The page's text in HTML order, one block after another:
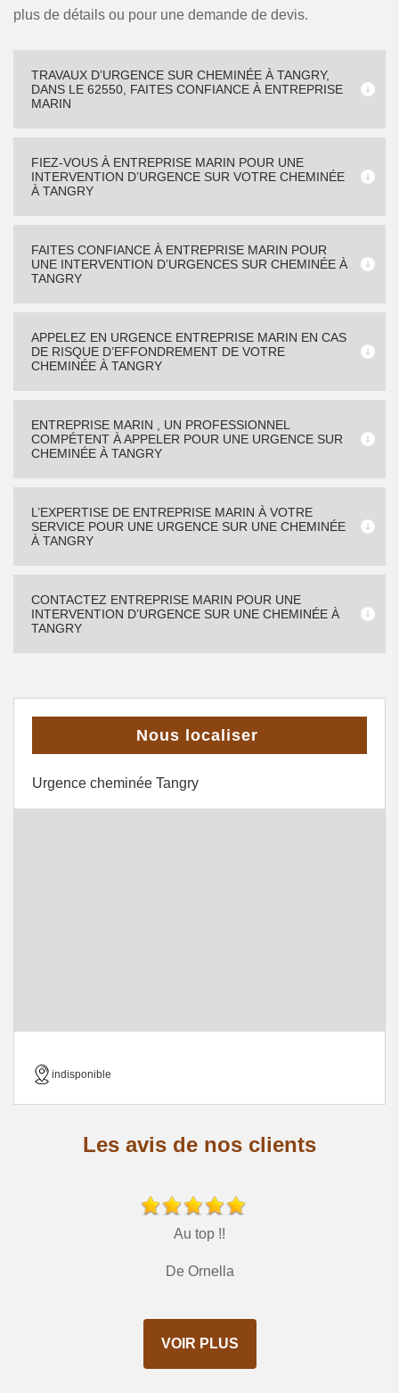
plus de détails ou pour une demande de devis.
TRAVAUX D’URGENCE SUR CHEMINÉE À TANGRY,
DANS LE 62550, FAITES CONFIANCE À ENTREPRISE
MARIN
FIEZ-VOUS À ENTREPRISE MARIN POUR UNE
INTERVENTION D’URGENCE SUR VOTRE CHEMINÉE
À TANGRY
FAITES CONFIANCE À ENTREPRISE MARIN POUR
UNE INTERVENTION D’URGENCES SUR CHEMINÉE À
TANGRY
APPELEZ EN URGENCE ENTREPRISE MARIN EN CAS
DE RISQUE D’EFFONDREMENT DE VOTRE
CHEMINÉE À TANGRY
ENTREPRISE MARIN , UN PROFESSIONNEL
COMPÉTENT À APPELER POUR UNE URGENCE SUR
CHEMINÉE À TANGRY
L’EXPERTISE DE ENTREPRISE MARIN À VOTRE
SERVICE POUR UNE URGENCE SUR UNE CHEMINÉE
À TANGRY
CONTACTEZ ENTREPRISE MARIN POUR UNE
INTERVENTION D’URGENCE SUR UNE CHEMINÉE À
TANGRY
Nous localiser
Urgence cheminée Tangry
indisponible
Les avis de nos clients
Au top !!
De Ornella
VOIR PLUS